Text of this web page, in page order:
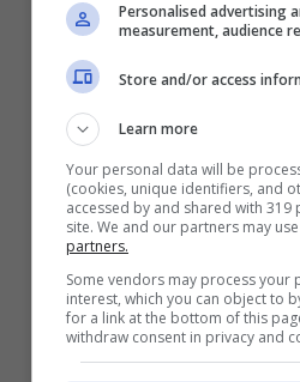
Russell o Perez:
ballottaggio e
Williams nel 2021
Personalised advertising
measurement, audience
Store and/or access
Learn more
Your personal data will be
(cookies, unique identifiers, and
accessed by and shared with
site. We and our partners may
partners.
Some vendors may process
interest, which you can object to
for a link at the bottom of this
withdraw consent in privacy and